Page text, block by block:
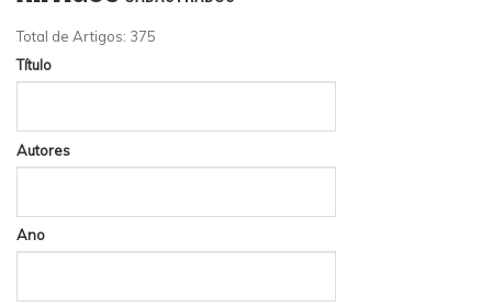
Total de Artigos: 375
Título
Autores
Ano